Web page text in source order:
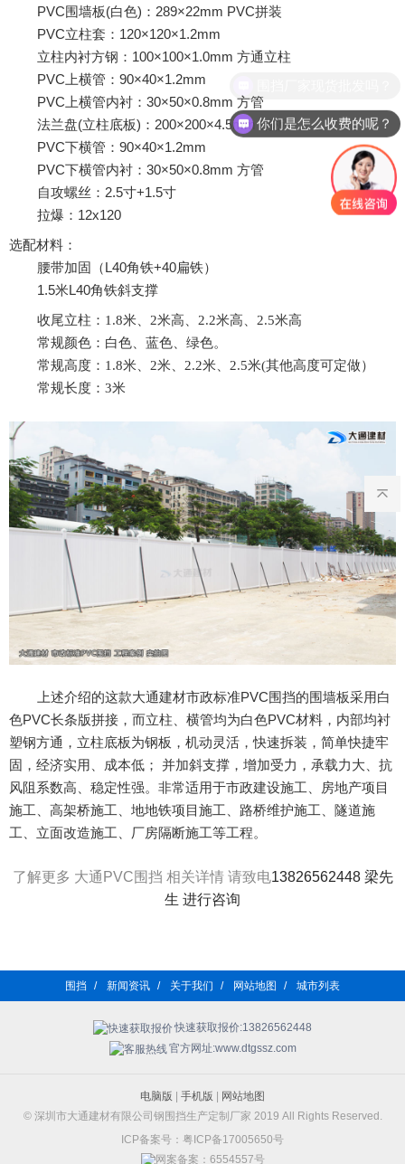
PVC围墙板(白色) ： 289×22mm PVC拼装
PVC立柱套： 120×120×1.2mm
立柱内衬方钢： 100×100×1.0mm 方通立柱
PVC 上横管： 90×40×1.2mm
PVC 上横管内衬： 30×50×0.8mm 方管
法兰盘(立柱底板) ： 200×200×4.5mm钢板
PVC下横管： 90×40×1.2mm
PVC下横管内衬： 30×50×0.8mm 方管
自攻螺丝： 2.5寸+1.5寸
拉爆： 12x120
选配材料：
腰带加固（L40角铁+40扁铁）
1.5米L40角铁斜支撑
收尾立柱： 1.8米、 2米高、 2.2米高、 2.5米高
常规颜色：白色、蓝色、绿色。
常规高度： 1.8米、 2米、 2.2米、 2.5米(其他高度可定做）
常规长度： 3米
上述介绍的这款大通建材市政标准PVC围挡的围墙板采用白
色PVC长条版拼接，而立柱、横管均为白色PVC材料，内部均衬
塑钢方通，立柱底板为钢板，机动灵活，快速拆装，简单快捷牢
固，经济实用、成本低； 并加斜支撑，增加受力，承载力大、抗
风阻系数高、稳定性强。非常适用于市政建设施工、房地产项目
施工、高架桥施工、地地铁项目施工、路桥维护施工、隧道施
工、立面改造施工、厂房隔断施工等工程。
了解更多 大通PVC围挡 相关详情 请致电13826562448 梁先
生 进行咨询
围挡 / 新闻资讯 / 关于我们 / 网站地图 / 城市列表
快速获取报价:13826562448
官方网址:www.dtgssz.com
电脑版 手机版
网站地图
© 深圳市大通建材有限公司钢围挡生产定制厂家 2019 All Rights Reserved.
ICP备案号：粤ICP备17005650号
网案备案：6554557号
你们是怎么收费的呢？